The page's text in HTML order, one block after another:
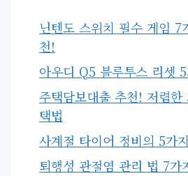
닌텐도 스위치 필수 게임 7
천!
아우디 Q5 블루투스 리셋
주택담보대출 추천! 저렴한
택법
사계절 타이어 정비의 5가
퇴행성 관절염 관리 법 7가